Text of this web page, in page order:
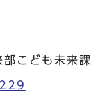
こども未来課